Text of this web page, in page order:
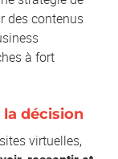
des contenus
à fort
décision
virtuelles,